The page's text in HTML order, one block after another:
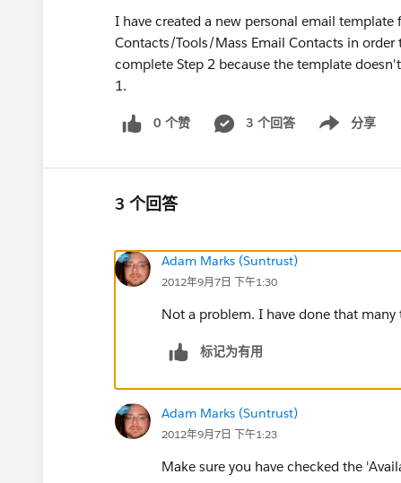
I have created a new personal email
Contacts/Tools/Mass Email Contacts in
complete Step 2 because the template
1.
0 个赞 3 个回答 分享
Show menu
3 个回答
Adam Marks (Suntrust)
2012年9月7日 下午1:30
Not a problem. I have done that many
标记为有用
Adam Marks (Suntrust)
2012年9月7日 下午1:23
Make sure you have checked the